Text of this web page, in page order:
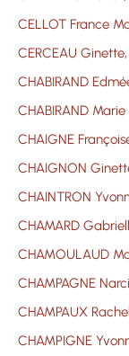
CELLOT France
CERCEAU
CHABIRAND
CHABIRAND Marie
CHAIGNE
CHAIGNON
CHAINTRON
CHAMARD
CHAMOULAUD
CHAMPAGNE
CHAMPAUX
CHAMPIGNE